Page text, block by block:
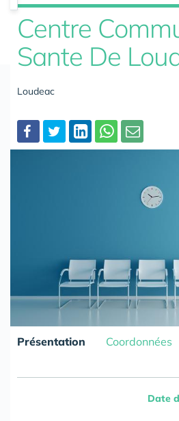
Centre
Sante De
Loudeac
Partager
Présentation Coordonnées
Date